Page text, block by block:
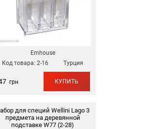
Emhouse
Код товара: 2-16 Турция
грн КУПИТЬ
для специй Wellini Lago 3
предмета на деревянной
подставке W77 (2-28)